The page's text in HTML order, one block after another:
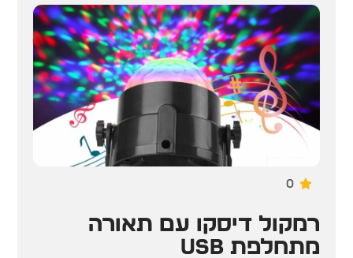
0
רמקול דיסקו עם תאורה
מתחלפת USB